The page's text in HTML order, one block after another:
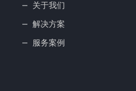
关于我们
解决方案
服务案例